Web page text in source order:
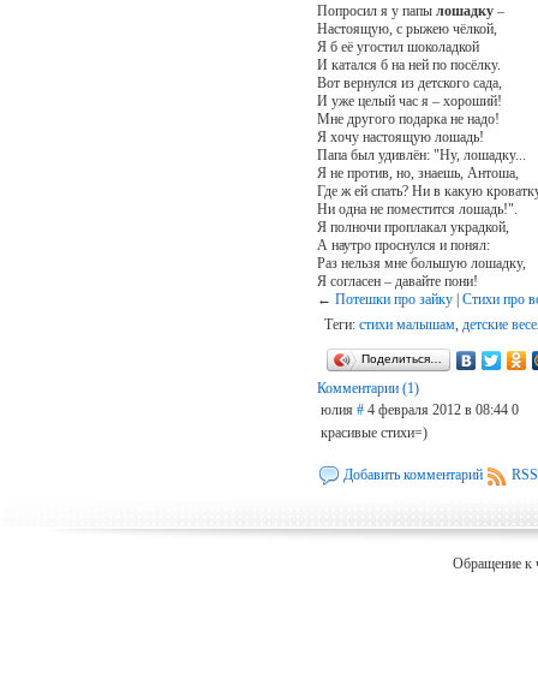
Попросил я у папы лошадку–
Настоящую, с рыжею чёлкой,
Я б её угостил шоколадкой
И катался б на ней по посёлку.
Вот вернулся из детского сада,
И уже целый час я – хороший!
Мне другого подарка не надо!
Я хочу настоящую лошадь!
Папа был удивлён: "Ну, лошадку...
Я не против, но, знаешь, Антоша,
Где ж ей спать? Ни в какую
Ни одна не поместится лошадь!".
Я полночи проплакал украдкой,
А наутро проснулся и понял:
Раз нельзя мне большую лошадку,
Я согласен – давайте пони!
← Потешки про зайку| Стихи про
Теги: стихи малышам, детские
Поделиться…
Комментарии (1)
юлия # 4 февраля 2012 в 08:44 0
красивые стихи=)
Добавить комментарий
Обращение к